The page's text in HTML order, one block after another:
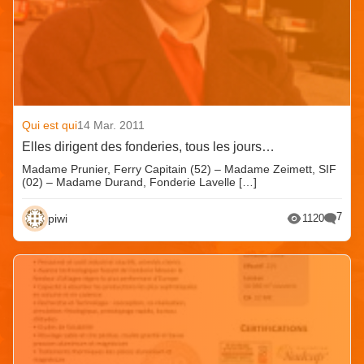
Qui est qui14 Mar. 2011
Elles dirigent des fonderies, tous les jours…
Madame Prunier, Ferry Capitain (52) – Madame Zeimett, SIF
(02) – Madame Durand, Fonderie Lavelle […]
piwi 1120 7